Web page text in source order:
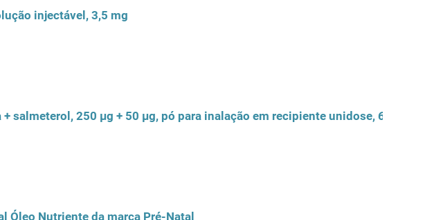
injectável, 3,5 mg
Óleo Nutriente da marca Pré-Natal